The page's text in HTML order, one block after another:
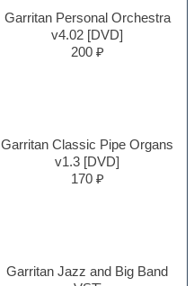
Garritan Personal Orchestra
v4.02 [DVD]
200 ₽
Garritan Classic Pipe Organs
v1.3 [DVD]
170 ₽
Garritan Jazz and Big Band